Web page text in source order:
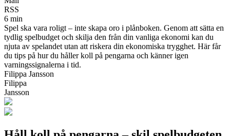
RSS
6 min
Spel ska vara roligt – inte skapa oro i plånboken. Genom att sätta en
tydlig spelbudget och skilja den från din vanliga ekonomi kan du
njuta av spelandet utan att riskera din ekonomiska trygghet. Här får
du tips på hur du håller koll på pengarna och känner igen
varningssignalerna i tid.
Filippa Jansson
Filippa
Jansson